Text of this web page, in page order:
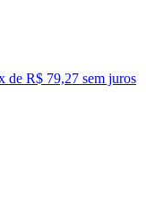
de R$ 79,27 sem juros